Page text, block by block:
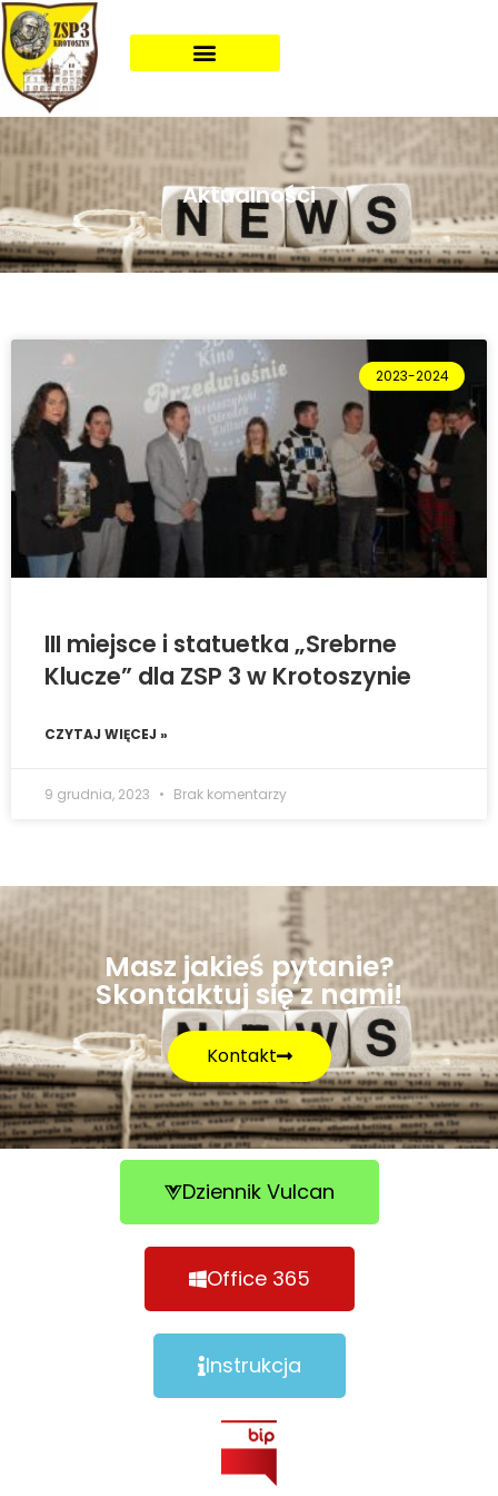
Aktualności
2023-2024
III miejsce i statuetka „Srebrne
Klucze” dla ZSP 3 w Krotoszynie
CZYTAJ WIĘCEJ »
9 grudnia, 2023 Brak komentarzy
Masz jakieś pytanie?
Skontaktuj się z nami!
Kontakt
Dziennik Vulcan
Office 365
Instrukcja